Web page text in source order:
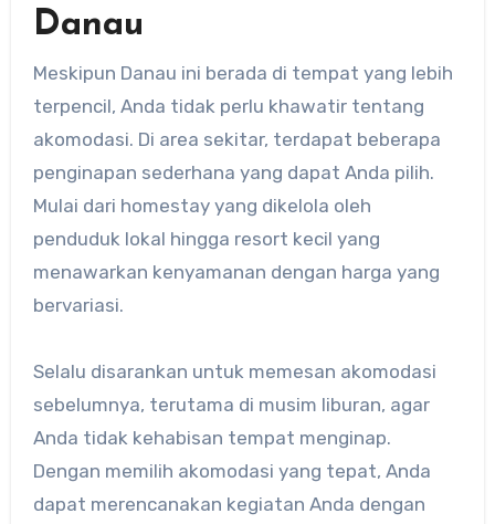
Danau
Meskipun Danau ini berada di tempat yang lebih
terpencil, Anda tidak perlu khawatir tentang
akomodasi. Di area sekitar, terdapat beberapa
penginapan sederhana yang dapat Anda pilih.
Mulai dari homestay yang dikelola oleh
penduduk lokal hingga resort kecil yang
menawarkan kenyamanan dengan harga yang
bervariasi.
Selalu disarankan untuk memesan akomodasi
sebelumnya, terutama di musim liburan, agar
Anda tidak kehabisan tempat menginap.
Dengan memilih akomodasi yang tepat, Anda
dapat merencanakan kegiatan Anda dengan